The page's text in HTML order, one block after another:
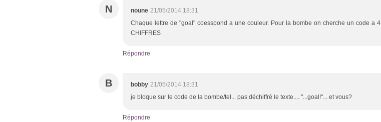
N noune 21/05/2014 18:31
Chaque lettre de "goal" coesspond a une couleur. Pour la bombe on cherche un code a 4
CHIFFRES
Répondre
B bobby 21/05/2014 18:31
je bloque sur le code de la bombe/tel... pas déchiffré le texte.... "...goal!"... et vous?
Répondre